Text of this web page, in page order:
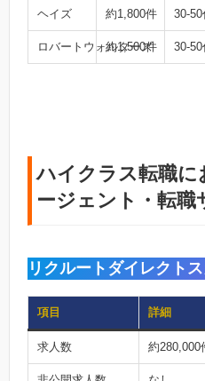
ヘイズ 約1,800件 30-50
ロバートウォルターズ
約1,500件 30-50
ハイクラス転職
ージェント・転職
リクルートダイレクト
項目 詳細
求人数 約280,000